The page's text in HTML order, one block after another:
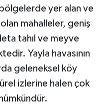
yer alan ve
mahalleler, geniş
tahıl ve meyve
Yayla havasının
geleneksel köy
izlerine halen çok